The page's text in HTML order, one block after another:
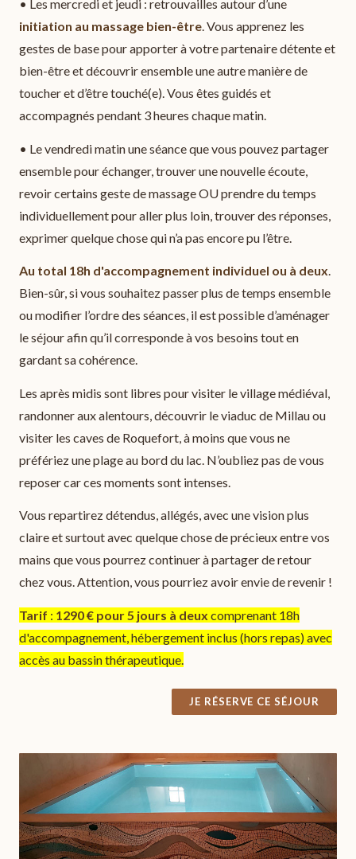
• Les mercredi et jeudi : retrouvailles autour d’une
initiation au massage bien-être. Vous apprenez les
gestes de base pour apporter à votre partenaire détente et
bien-être et découvrir ensemble une autre manière de
toucher et d’être touché(e). Vous êtes guidés et
accompagnés pendant 3 heures chaque matin.
• Le vendredi matin une séance que vous pouvez partager
ensemble pour échanger, trouver une nouvelle écoute,
revoir certains geste de massage OU prendre du temps
individuellement pour aller plus loin, trouver des réponses,
exprimer quelque chose qui n’a pas encore pu l’être.
Au total 18h d'accompagnement individuel ou à deux.
Bien-sûr, si vous souhaitez passer plus de temps ensemble
ou modifier l’ordre des séances, il est possible d’aménager
le séjour afin qu’il corresponde à vos besoins tout en
gardant sa cohérence.
Les après midis sont libres pour visiter le village médiéval,
randonner aux alentours, découvrir le viaduc de Millau ou
visiter les caves de Roquefort, à moins que vous ne
préfériez une plage au bord du lac. N’oubliez pas de vous
reposer car ces moments sont intenses.
Vous repartirez détendus, allégés, avec une vision plus
claire et surtout avec quelque chose de précieux entre vos
mains que vous pourrez continuer à partager de retour
chez vous. Attention, vous pourriez avoir envie de revenir !
Tarif : 1290 € pour 5 jours à deux comprenant 18h
d'accompagnement, hébergement inclus (hors repas) avec
accès au bassin thérapeutique.
JE RÉSERVE CE SÉJOUR